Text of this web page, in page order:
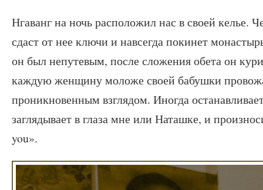
Нгаванг на ночь расположил нас в своей келье.
сдаст от нее ключи и навсегда покинет
он был непутевым, после сложения обета он
каждую женщину моложе своей бабушки
проникновенным взглядом. Иногда
заглядывает в глаза мне или Наташке, и
you».